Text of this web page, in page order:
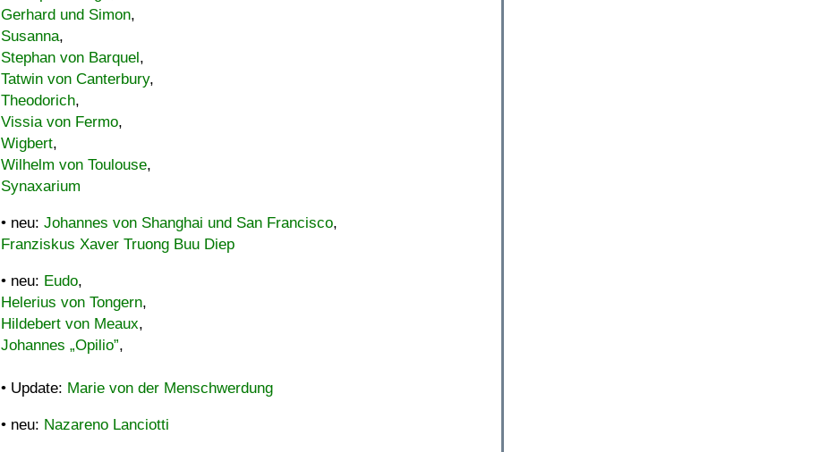
Gerhard und Simon,
Susanna,
Stephan von Barquel,
Tatwin von Canterbury,
Theodorich,
Vissia von Fermo,
Wigbert,
Wilhelm von Toulouse,
Synaxarium
• neu: Johannes von Shanghai und San Francisco,
Franziskus Xaver Truong Buu Diep
• neu: Eudo,
Helerius von Tongern,
Hildebert von Meaux,
Johannes „Opilio”,
• Update: Marie von der Menschwerdung
• neu: Nazareno Lanciotti